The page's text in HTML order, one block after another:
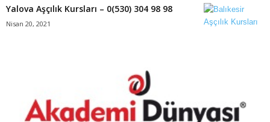
Yalova Aşçılık Kursları – 0(530) 304 98 98
Nisan 20, 2021